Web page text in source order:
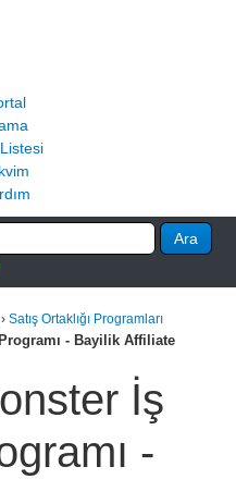
› Satış Ortaklığı Programları
- Bayilik Affiliate
İş
-